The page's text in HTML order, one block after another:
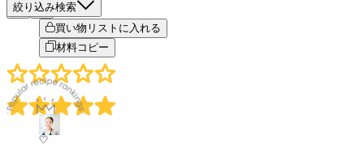
絞り込み検索
－
＋
買い物リストに入れる
材料コピー